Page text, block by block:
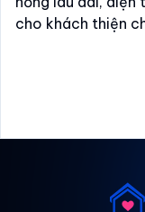
cho khách thiện